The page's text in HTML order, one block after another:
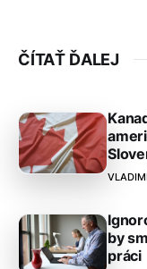
ČÍTAŤ ĎALEJ
by
práci